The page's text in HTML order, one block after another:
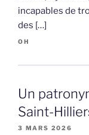
incapables de
des […]
OH
Un
Saint-
3 MARS 2026